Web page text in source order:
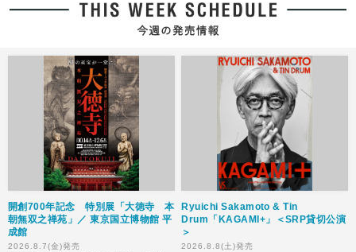
開創700年記念 特別展「大徳寺 本
朝無双之禅苑」／ 東京国立博物館 平
成館
2026.8.7(金)発売
Ryuichi Sakamoto & Tin
Drum「KAGAMI+」＜SRP貸切公演
＞
2026.8.8(土)発売